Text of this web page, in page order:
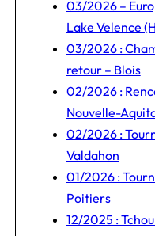
03/2026 –
Lake Velence
03/2026 :
retour – Blois
02/2026 :
Nouvelle-
02/2026 :
Valdahon
01/2026 :
Poitiers
12/2025 :